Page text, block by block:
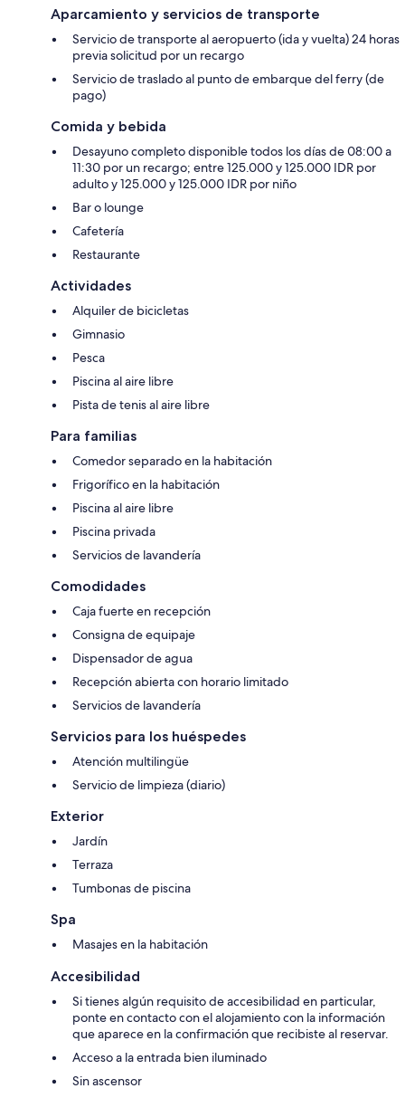
Aparcamiento y servicios de transporte
Servicio de transporte al aeropuerto (ida y vuelta) 24 horas
previa solicitud por un recargo
Servicio de traslado al punto de embarque del ferry (de
pago)
Comida y bebida
Desayuno completo disponible todos los días de 08:00 a
11:30 por un recargo; entre 125.000 y 125.000 IDR por
adulto y 125.000 y 125.000 IDR por niño
Bar o lounge
Cafetería
Restaurante
Actividades
Alquiler de bicicletas
Gimnasio
Pesca
Piscina al aire libre
Pista de tenis al aire libre
Para familias
Comedor separado en la habitación
Frigorífico en la habitación
Piscina al aire libre
Piscina privada
Servicios de lavandería
Comodidades
Caja fuerte en recepción
Consigna de equipaje
Dispensador de agua
Recepción abierta con horario limitado
Servicios de lavandería
Servicios para los huéspedes
Atención multilingüe
Servicio de limpieza (diario)
Exterior
Jardín
Terraza
Tumbonas de piscina
Spa
Masajes en la habitación
Accesibilidad
Si tienes algún requisito de accesibilidad en particular,
ponte en contacto con el alojamiento con la información
que aparece en la confirmación que recibiste al reservar.
Acceso a la entrada bien iluminado
Sin ascensor